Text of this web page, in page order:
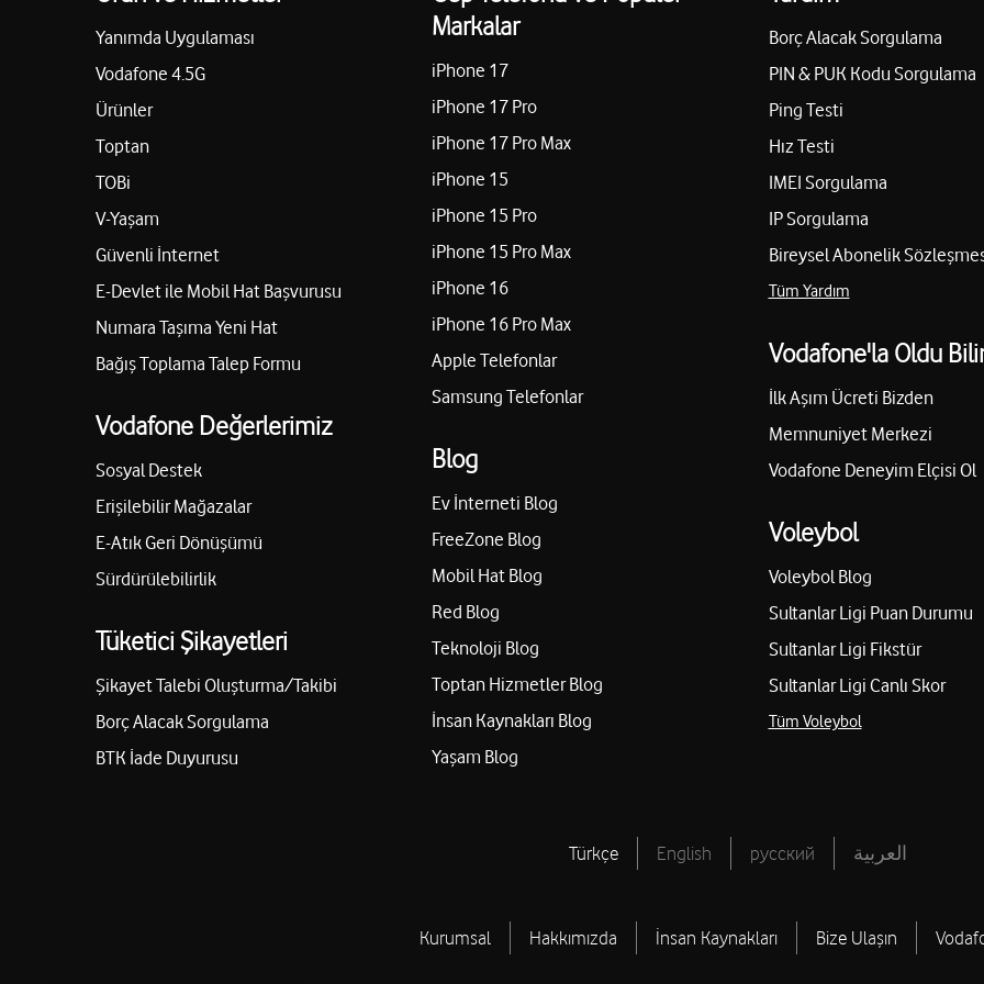
Uğur İletişim - Uğur Çaktuğ
Armutlu Hürriyet Mh.Armutlu Belediye Cd.No:22/A İç Kapı No:1 Kemalpaşa-İzmir Kemalpaşa/
02322292934
Karatepe Bilgisayar
Atatürk Mah. Büyük Deniz
05464555555
Nehir İletişim - Ali Çetin
Çandarlı Mah. Namık Kemal Cad. No:8 Dikili/İzmir
02326733433
Elçiler İletişim – Hakan
Ergene Mah. Gediz Cad.
05322639323
Fevzi Çakmak Mah. Barış Manço Cad. No:50/B Torbalı/İzmir
Cepfone
Çırpı İletişim – Mustafa Ürem
Çırpı Cami Mah. Vali Kazım Dirik Cad. No: 91/A Bayındır/İzmir
05435645000
Diyar Elek. Day. Tük.
Tic. Ltd. Şti.
Peker Mah. 5072. Sok. No: 5
05435435959
Fbs 1071 – Fırat Bozkurt
Yeni Mah. Ziya Gökalp Cad.
Yanımda Uygulaması
Vodafone 4.5G
Ürünler
Toptan
TOBi
V-Yaşam
Güvenli İnternet
E-Devlet ile Mobil Hat Başvurusu
Numara Taşıma Yeni Hat
Bağış Toplama Talep Formu
Vodafone Değerlerimiz
Sosyal Destek
Erişilebilir Mağazalar
E-Atık Geri Dönüşümü
Sürdürülebilirlik
Tüketici Şikayetleri
Şikayet Talebi Oluşturma/Takibi
Borç Alacak Sorgulama
BTK İade Duyurusu
Markalar
iPhone 17
iPhone 17 Pro
iPhone 17 Pro Max
iPhone 15
iPhone 15 Pro
iPhone 15 Pro Max
iPhone 16
iPhone 16 Pro Max
Apple Telefonlar
Samsung Telefonlar
Blog
Ev İnterneti Blog
FreeZone Blog
Mobil Hat Blog
Red Blog
Teknoloji Blog
Toptan Hizmetler Blog
İnsan Kaynakları Blog
Yaşam Blog
Borç Alacak Sorgulama
PIN & PUK Kodu Sorgulama
Ping Testi
Hız Testi
IMEI Sorgulama
IP Sorgulama
Bireysel Abonelik
Tüm Yardım
Vodafone'la Oldu
İlk Aşım Ücreti Bizden
Memnuniyet Merkezi
Vodafone Deneyim Elçisi Ol
Voleybol
Voleybol Blog
Sultanlar Ligi Puan Durumu
Sultanlar Ligi Fikstür
Sultanlar Ligi Canlı Skor
Tüm Voleybol
Türkçe English русский العربية
Kurumsal Hakkımızda İnsan Kaynakları Bize Ulaşın